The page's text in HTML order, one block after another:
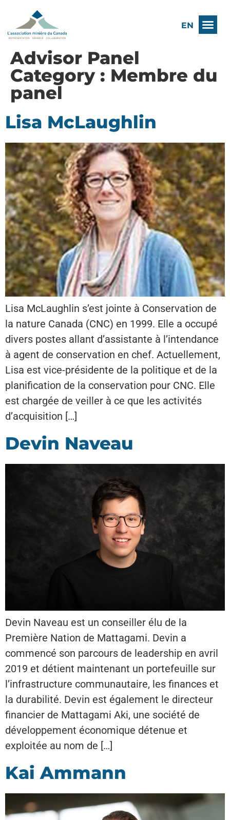
EN
Advisor Panel
Category : Membre du
panel
Lisa McLaughlin
Lisa McLaughlin s’est jointe à Conservation de
la nature Canada (CNC) en 1999. Elle a occupé
divers postes allant d’assistante à l’intendance
à agent de conservation en chef. Actuellement,
Lisa est vice-présidente de la politique et de la
planification de la conservation pour CNC. Elle
est chargée de veiller à ce que les activités
d’acquisition […]
Devin Naveau
Devin Naveau est un conseiller élu de la
Première Nation de Mattagami. Devin a
commencé son parcours de leadership en avril
2019 et détient maintenant un portefeuille sur
l’infrastructure communautaire, les finances et
la durabilité. Devin est également le directeur
financier de Mattagami Aki, une société de
développement économique détenue et
exploitée au nom de […]
Kai Ammann